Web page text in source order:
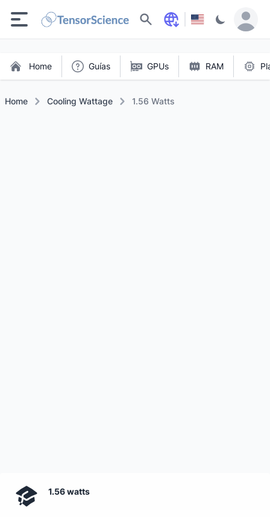
Buscar
Home Guías GPUs RAM
Home Cooling Wattage 1.56 Watts
1.56 watts